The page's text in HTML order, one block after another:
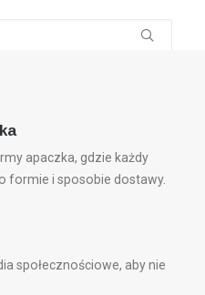
TATY EYES69
apaczka, gdzie każdy
formie i sposobie dostawy.
społecznościowe, aby nie